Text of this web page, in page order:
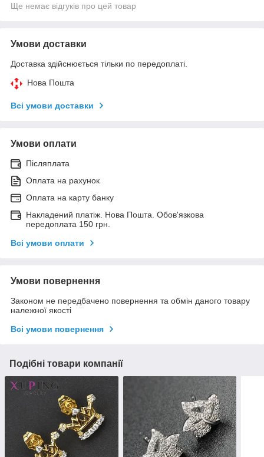
Ще немає відгуків про цей товар
Умови доставки
Доставка здійснюється тільки по передоплаті.
Нова Пошта
Всі умови доставки
Умови оплати
Післяплата
Оплата на рахунок
Оплата на карту банку
Накладений платіж. Нова Пошта. Обов'язкова
передоплата 150 грн.
Всі умови оплати
Умови повернення
Законом не передбачено повернення та обмін даного товару
належної якості
Всі умови повернення
Подібні товари компанії